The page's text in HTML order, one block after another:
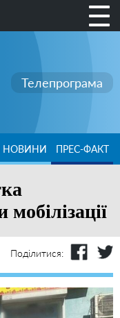
Телепрограма
НОВИНИ ПРЕС-ФАКТ
Поділитися: